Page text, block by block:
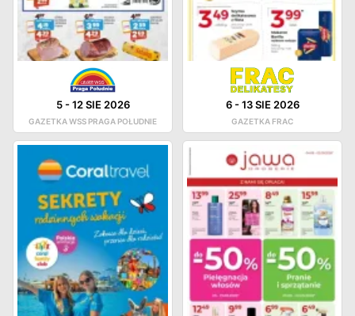
5-12 SIE 2026
GAZETKA WSS PRAGA POŁUDNIE
6-13 SIE 2026
GAZETKA FRAC